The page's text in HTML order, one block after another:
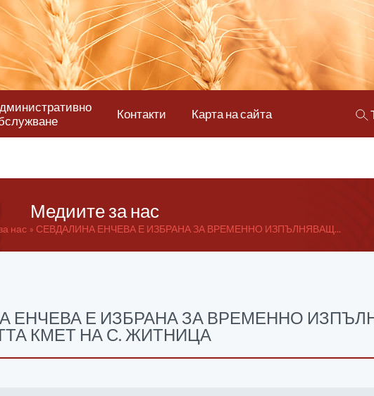
Контакти Карта на сайта
Медиите за нас
нас СЕВДАЛИНА ЕНЧЕВА Е ИЗБРАНА ЗА ВРЕМЕННО ИЗПЪЛНЯВАЩ...
ЕНЧЕВА Е ИЗБРАНА ЗА ВРЕМЕННО
КМЕТ НА С. ЖИТНИЦА